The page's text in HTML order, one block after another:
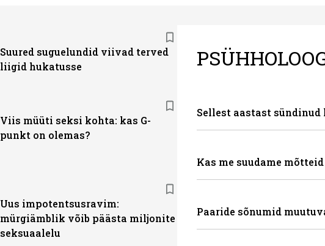
Suured suguelundid viivad terved
liigid hukatusse
Viis müüti seksi kohta: kas G-
punkt on olemas?
Uus impotentsusravim:
mürgiämblik võib päästa miljonite
seksuaalelu
Sellest aastast
Kas me suudame
Paaride sõnumid